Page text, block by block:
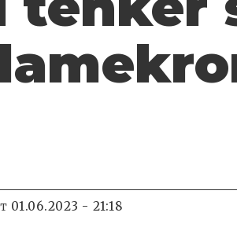
01.06.2023 - 21:18